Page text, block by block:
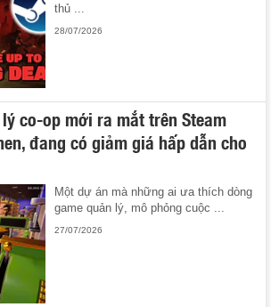
thủ ...
28/07/2026
co-op mới ra mắt trên Steam
đang có giảm giá hấp dẫn cho
Một dự án mà những ai ưa thích dòng
game quản lý, mô phỏng cuộc ...
27/07/2026